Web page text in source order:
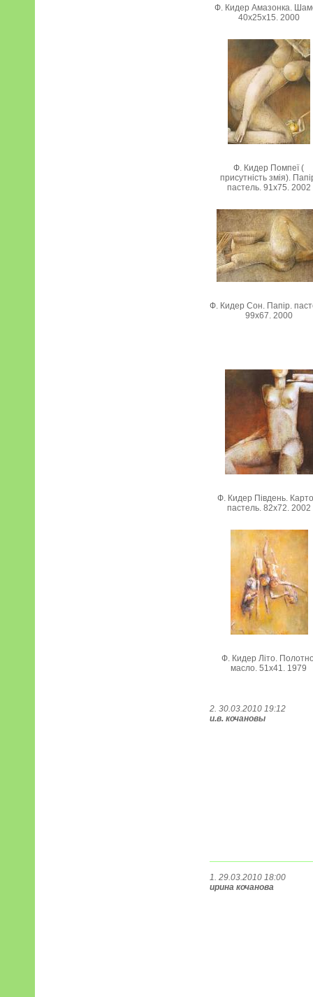
Ф. Кидер Амазонка.
40х25х15. 2000
Ф. Кидер Помпеї (
присутність змія).
пастель. 91х75. 2002
Ф. Кидер Сон. Папір.
99х67. 2000
Ф. Кидер Південь.
пастель. 82х72. 2002
Ф. Кидер Літо.
масло. 51х41. 1979
2. 30.03.2010 19:12
и.в. кочановы
1. 29.03.2010 18:00
ирина кочанова